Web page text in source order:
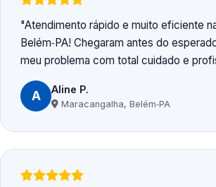
Atendimento rápido e muito eficiente
Belém‑PA! Chegaram antes do
meu problema com total cuidado e
A Aline P.
Maracangalha, Belém‑PA